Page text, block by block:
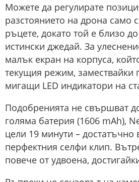
Можете да регулирате
разстоянието на дрона само
ръцете, докато той е близо
истински джедай. За
малък екран на корпуса,
текущия режим, замествайки
мигащи LED индикатори на
Подобренията не свършват
голяма батерия (1606 mAh),
цели 19 минути – достатъчно
перфектния селфи клип.
повече от удвоена,